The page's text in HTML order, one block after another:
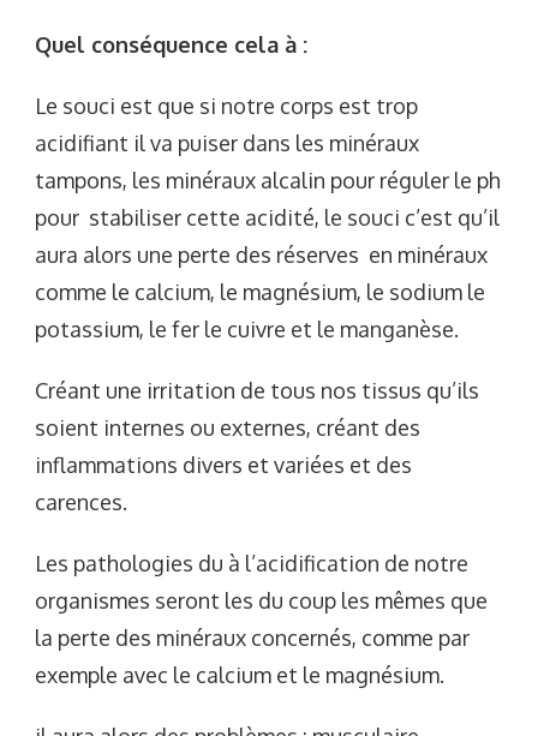
Quel conséquence cela à :
Le souci est que si notre corps est trop
acidifiant il va puiser dans les minéraux
tampons, les minéraux alcalin pour réguler le ph
pour stabiliser cette acidité, le souci c’est qu’il
aura alors une perte des réserves en minéraux
comme le calcium, le magnésium, le sodium le
potassium, le fer le cuivre et le manganèse.
Créant une irritation de tous nos tissus qu’ils
soient internes ou externes, créant des
inflammations divers et variées et des
carences.
Les pathologies du à l’acidification de notre
organismes seront les du coup les mêmes que
la perte des minéraux concernés, comme par
exemple avec le calcium et le magnésium.